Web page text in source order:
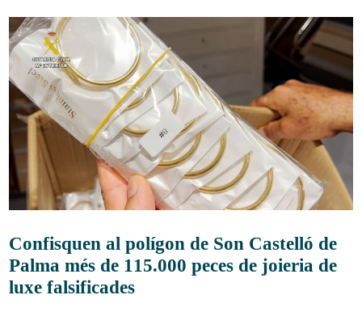
Confisquen al polígon de Son Castelló de
Palma més de 115.000 peces de joieria de
luxe falsificades